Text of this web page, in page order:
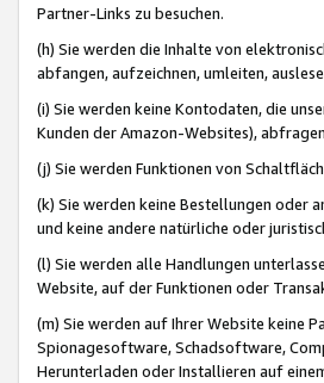
Partner-Links zu besuchen.
(h) Sie werden die Inhalte von
abfangen, aufzeichnen, umleiten,
(i) Sie werden keine Kontodaten, die
Kunden der Amazon-Websites),
(j) Sie werden Funktionen von
(k) Sie werden keine Bestellungen oder
und keine andere natürliche oder
(l) Sie werden alle Handlungen
Website, auf der Funktionen oder
(m) Sie werden auf Ihrer Website keine
Spionagesoftware, Schadsoftware,
Herunterladen oder Installieren auf